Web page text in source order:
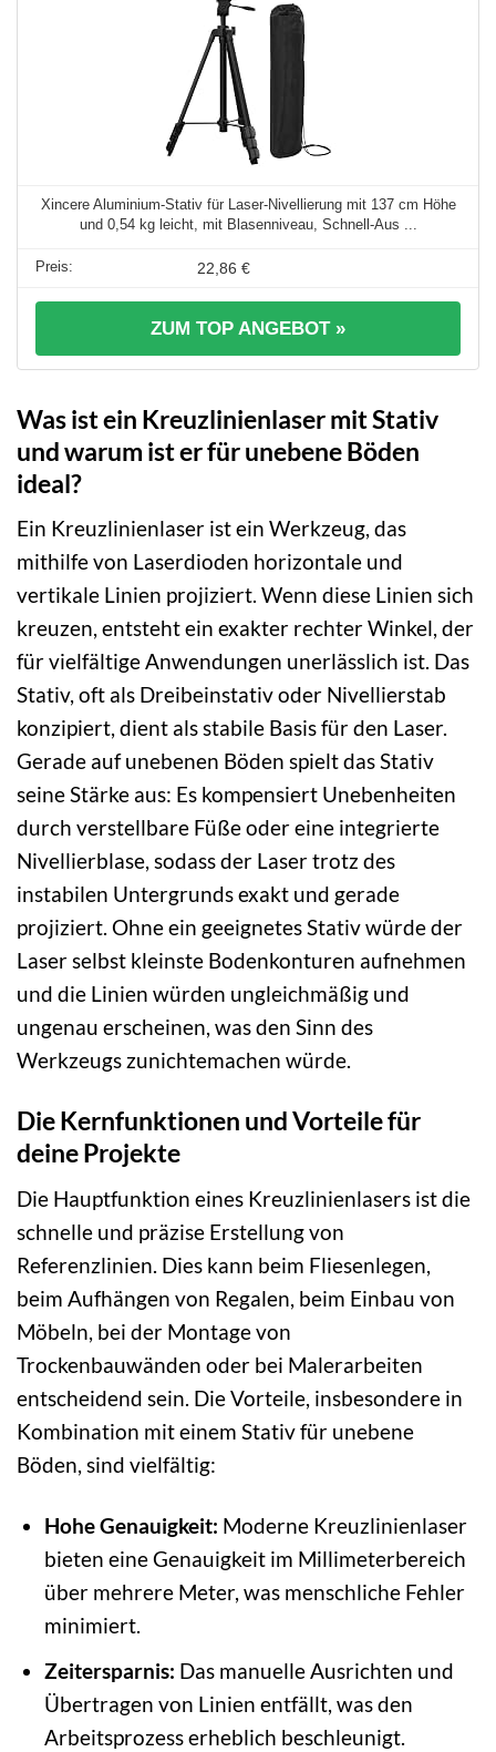
Xincere Aluminium-Stativ für Laser-Nivellierung mit 137 cm Höhe
und 0,54 kg leicht, mit Blasenniveau, Schnell-Aus ...
22,86 €
ZUM TOP ANGEBOT »
Was ist ein Kreuzlinienlaser mit Stativ
und warum ist er für unebene Böden
ideal?
Ein Kreuzlinienlaser ist ein Werkzeug, das
mithilfe von Laserdioden horizontale und
vertikale Linien projiziert. Wenn diese Linien sich
kreuzen, entsteht ein exakter rechter Winkel, der
für vielfältige Anwendungen unerlässlich ist. Das
Stativ, oft als Dreibeinstativ oder Nivellierstab
konzipiert, dient als stabile Basis für den Laser.
Gerade auf unebenen Böden spielt das Stativ
seine Stärke aus: Es kompensiert Unebenheiten
durch verstellbare Füße oder eine integrierte
Nivellierblase, sodass der Laser trotz des
instabilen Untergrunds exakt und gerade
projiziert. Ohne ein geeignetes Stativ würde der
Laser selbst kleinste Bodenkonturen aufnehmen
und die Linien würden ungleichmäßig und
ungenau erscheinen, was den Sinn des
Werkzeugs zunichtemachen würde.
Die Kernfunktionen und Vorteile für
deine Projekte
Die Hauptfunktion eines Kreuzlinienlasers ist die
schnelle und präzise Erstellung von
Referenzlinien. Dies kann beim Fliesenlegen,
beim Aufhängen von Regalen, beim Einbau von
Möbeln, bei der Montage von
Trockenbauwänden oder bei Malerarbeiten
entscheidend sein. Die Vorteile, insbesondere in
Kombination mit einem Stativ für unebene
Böden, sind vielfältig:
Hohe Genauigkeit: Moderne Kreuzlinienlaser
bieten eine Genauigkeit im Millimeterbereich
über mehrere Meter, was menschliche Fehler
minimiert.
Zeitersparnis: Das manuelle Ausrichten und
Übertragen von Linien entfällt, was den
Arbeitsprozess erheblich beschleunigt.